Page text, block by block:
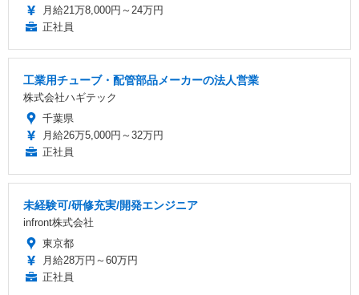
月給21万8,000円～24万円
正社員
工業用チューブ・配管部品メーカーの法人営業
株式会社ハギテック
千葉県
月給26万5,000円～32万円
正社員
未経験可/研修充実/開発エンジニア
infront株式会社
東京都
月給28万円～60万円
正社員